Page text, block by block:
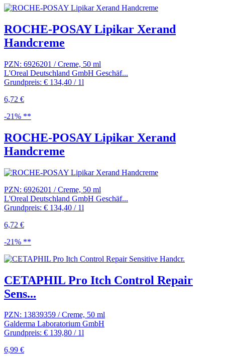
ROCHE-POSAY Lipikar Xerand
Handcreme
PZN: 6926201 / Creme, 50 ml
L'Oreal Deutschland GmbH Geschäf...
Grundpreis: € 134,40 / 1l
6,72 €
-21% **
ROCHE-POSAY Lipikar Xerand
Handcreme
PZN: 6926201 / Creme, 50 ml
L'Oreal Deutschland GmbH Geschäf...
Grundpreis: € 134,40 / 1l
6,72 €
-21% **
CETAPHIL Pro Itch Control Repair
Sens...
PZN: 13839359 / Creme, 50 ml
Galderma Laboratorium GmbH
Grundpreis: € 139,80 / 1l
6,99 €